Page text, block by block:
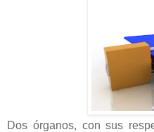
Dos órganos, con sus